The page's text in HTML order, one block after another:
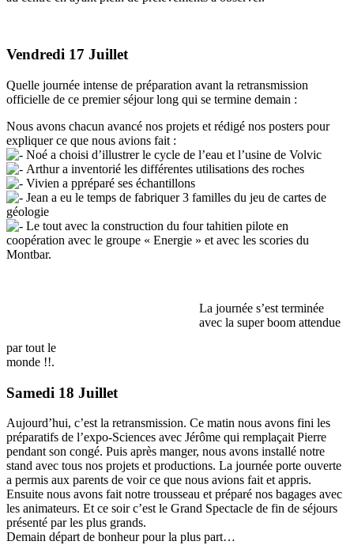
Vendredi 17 Juillet
Quelle journée intense de préparation avant la retransmission
officielle de ce premier séjour long qui se termine demain :
Nous avons chacun avancé nos projets et rédigé nos posters pour
expliquer ce que nous avions fait :
Noé a choisi d’illustrer le cycle de l’eau et l’usine de Volvic
Arthur a inventorié les différentes utilisations des roches
Vivien a ppréparé ses échantillons
Jean a eu le temps de fabriquer 3 familles du jeu de cartes de
géologie
Le tout avec la construction du four tahitien pilote en
coopération avec le groupe « Energie » et avec les scories du
Montbar.
La journée s’est terminée
avec la super boom attendue
par tout le
monde !!.
Samedi 18 Juillet
Aujourd’hui, c’est la retransmission. Ce matin nous avons fini les
préparatifs de l’expo-Sciences avec Jérôme qui remplaçait Pierre
pendant son congé. Puis après manger, nous avons installé notre
stand avec tous nos projets et productions. La journée porte ouverte
a permis aux parents de voir ce que nous avions fait et appris.
Ensuite nous avons fait notre trousseau et préparé nos bagages avec
les animateurs. Et ce soir c’est le Grand Spectacle de fin de séjours
présenté par les plus grands.
Demain départ de bonheur pour la plus part…